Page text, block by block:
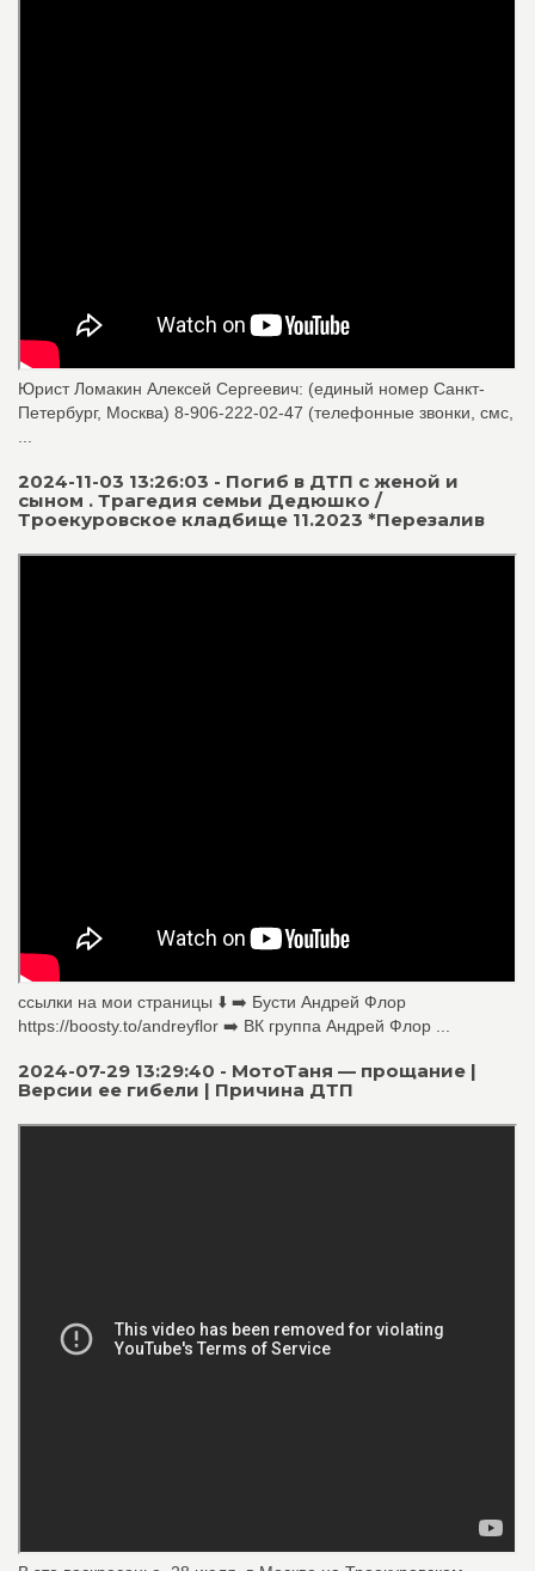
Юрист Ломакин Алексей Сергеевич: (единый номер Санкт-
Петербург, Москва) 8-906-222-02-47 (телефонные звонки, смс,
2024-11-03 13:26:03 - Погиб в ДТП с женой и
сыном . Трагедия семьи Дедюшко /
Троекуровское кладбище 11.2023 *Перезалив
ссылки на мои страницы ⬇️ ➡️ Бусти Андрей Флор
https://boosty.to/andreyflor ➡️ ВК группа Андрей Флор ...
2024-07-29 13:29:40 - МотоТаня — прощание |
Версии ее гибели | Причина ДТП